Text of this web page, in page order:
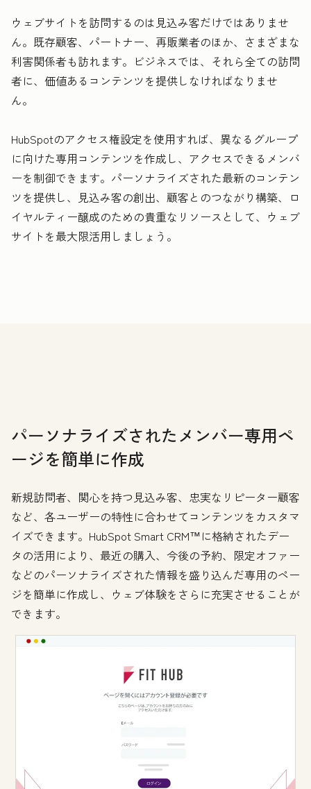
ウェブサイトを訪問するのは見込み客だけではありませ
ん。既存顧客、パートナー、再販業者のほか、さまざまな
利害関係者も訪れます。ビジネスでは、それら全ての訪問
者に、価値あるコンテンツを提供しなければなりませ
ん。
HubSpotのアクセス権設定を使用すれば、異なるグループ
に向けた専用コンテンツを作成し、アクセスできるメンバ
ーを制御できます。パーソナライズされた最新のコンテン
ツを提供し、見込み客の創出、顧客とのつながり構築、ロ
イヤルティー醸成のための貴重なリソースとして、ウェブ
サイトを最大限活用しましょう。
パーソナライズされたメンバー専用ペ
ージを簡単に作成
新規訪問者、関心を持つ見込み客、忠実なリピーター顧客
など、各ユーザーの特性に合わせてコンテンツをカスタマ
イズできます。HubSpot Smart CRM™に格納されたデー
タの活用により、最近の購入、今後の予約、限定オファー
などのパーソナライズされた情報を盛り込んだ専用のペー
ジを簡単に作成し、ウェブ体験をさらに充実させることが
できます。